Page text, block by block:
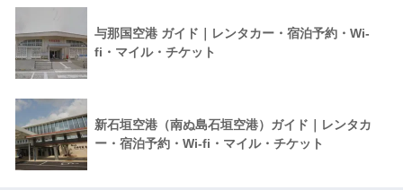
与那国空港 ガイド｜レンタカー・宿泊予約・Wi-
fi・マイル・チケット
新石垣空港（南ぬ島石垣空港）ガイド｜レンタカ
ー・宿泊予約・Wi-fi・マイル・チケット